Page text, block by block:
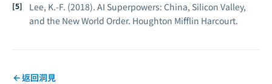
Lee, K.-F. (2018). AI Superpowers: China, Silicon Valley,
and the New World Order. Houghton Mifflin Harcourt.
返回洞見